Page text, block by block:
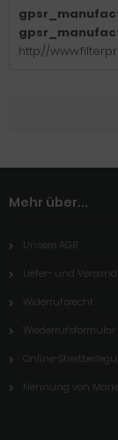
http://
Mehr über...
Unsere AGB
Liefer- und
Widerrufsrecht
Wiederrufsformular
Online-
Nennung von